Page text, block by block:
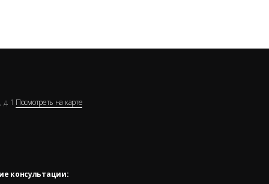
1 Посмотреть на карте
консультации: